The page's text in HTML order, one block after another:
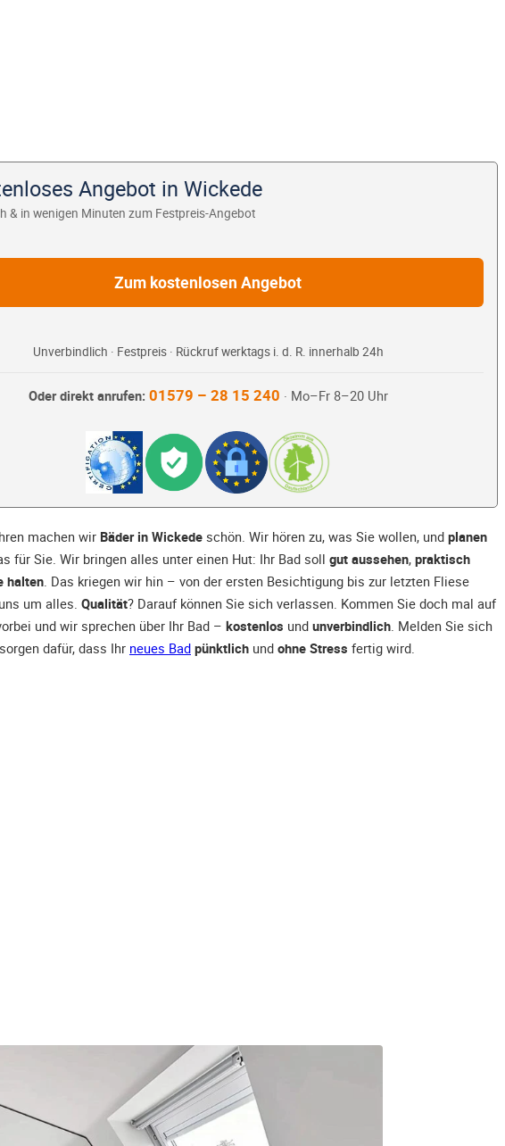
Angebot in Wickede
& in wenigen Minuten zum Festpreis-Angebot
Zum kostenlosen Angebot
Unverbindlich · Festpreis · Rückruf werktags i. d. R. innerhalb 24h
Oder direkt anrufen: 01579 – 28 15 240 · Mo–Fr 8–20 Uhr
machen wir Bäder in Wickede schön. Wir hören zu, was Sie wollen, und planen
für Sie. Wir bringen alles unter einen Hut: Ihr Bad soll gut aussehen, praktisch
halten. Das kriegen wir hin – von der ersten Besichtigung bis zur letzten Fliese
um alles. Qualität? Darauf können Sie sich verlassen. Kommen Sie doch mal auf
und wir sprechen über Ihr Bad – kostenlos und unverbindlich. Melden Sie sich
dafür, dass Ihr neues Bad pünktlich und ohne Stress fertig wird.